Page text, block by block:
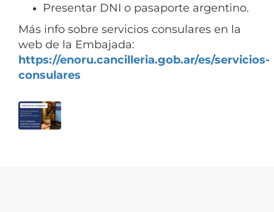
Presentar DNI o pasaporte argentino.
Más info sobre servicios consulares en la
web de la Embajada:
https://enoru.cancilleria.gob.ar/es/servicios-
consulares